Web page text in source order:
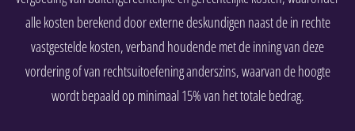
alle kosten berekend door externe deskundigen naast de in rechte
vastgestelde kosten, verband houdende met de inning van deze
vordering of van rechtsuitoefening anderszins, waarvan de hoogte
wordt bepaald op minimaal 15% van het totale bedrag.